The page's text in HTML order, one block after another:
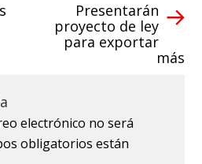
Presentarán
proyecto de ley
para exportar
más
electrónico no será
obligatorios están